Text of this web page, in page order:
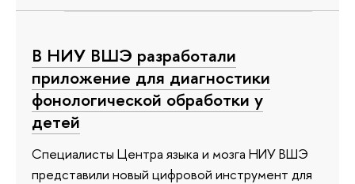
В НИУ ВШЭ разработали
приложение для диагностики
фонологической обработки у
детей
Специалисты Центра языка и мозга НИУ ВШЭ
представили новый цифровой инструмент для